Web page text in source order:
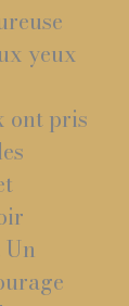
yeux
ont pris